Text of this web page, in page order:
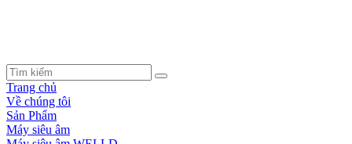
Trang chủ
Về chúng tôi
Sản Phẩm
Máy siêu âm